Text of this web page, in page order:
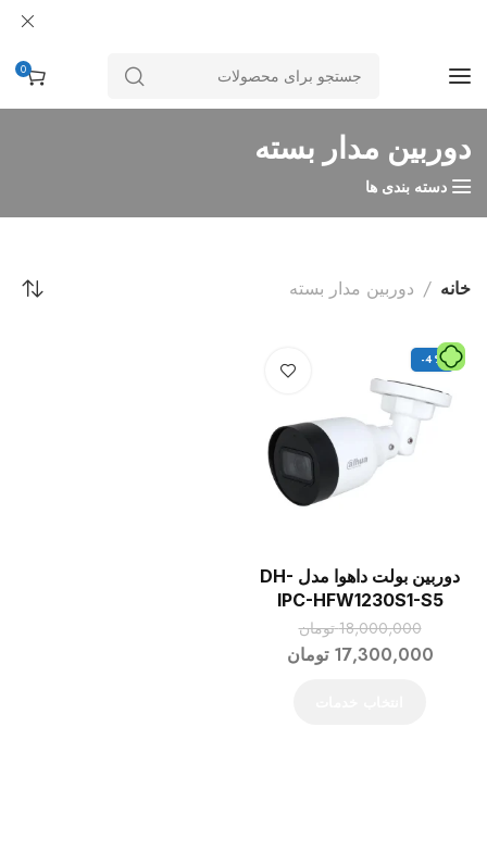
0
دوربین مدار بسته
دسته بندی ها
خانه دوربین مدار بسته
-4%
دوربین بولت داهوا مدل DH-
IPC-HFW1230S1-S5
18,000,000 تومان
17,300,000 تومان